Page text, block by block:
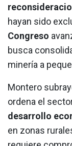
hayan sido
Congreso
busca
minería a
Montero
ordena el
desarrollo
en zonas